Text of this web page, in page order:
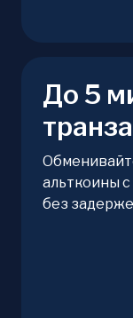
До 5
альткоины
без